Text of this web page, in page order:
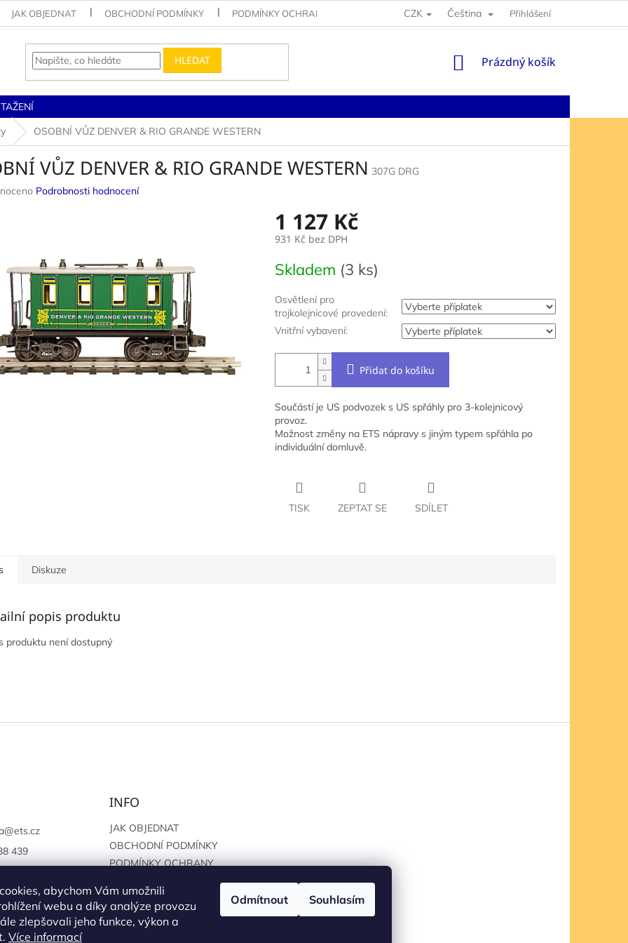
abychom Vám umožnili
webu a díky analýze provozu
zlepšovali jeho funkce, výkon a
Více informací
Odmítnout Souhlasím
JAK OBJEDNAT OBCHODNÍ PODMÍNKY PODMÍNKY OCHRANY OSOBNÍCH ÚDAJŮCZK Čeština Přihlášení
HLEDAT
NÁKUPNÍ
Prázdný košík
OSOBNÍ VŮZ DENVER & RIO GRANDE WESTERN
VŮZ DENVER & RIO GRANDE WESTERN 307G DRG
Podrobnosti hodnocení
1 127 Kč
931 Kč bez DPH
cena:
Skladem (3 ks)
Osvětlení pro
trojkolejnicové provedení:
Vnitřní vybavení:
Přidat do košíku
Součástí je US podvozek s US spřáhly pro 3-kolejnicový
provoz.
Možnost změny na ETS nápravy s jiným typem spřáhla po
individuální domluvě.
TISK ZEPTAT SE SDÍLET
Diskuze
popis produktu
produktu není dostupný
@ets.cz
439
INFO
JAK OBJEDNAT
OBCHODNÍ PODMÍNKY
PODMÍNKY OCHRANY